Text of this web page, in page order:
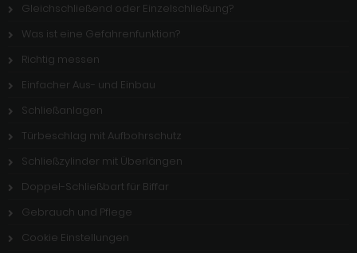
Gleichschließend oder Einzelschließung?
Was ist eine Gefahrenfunktion?
Richtig messen
Einfacher Aus- und Einbau
Schließanlagen
Türbeschlag mit Aufbohrschutz
Schließzylinder mit Überlängen
Doppel-Schließbart für Biffar
Gebrauch und Pflege
Cookie Einstellungen